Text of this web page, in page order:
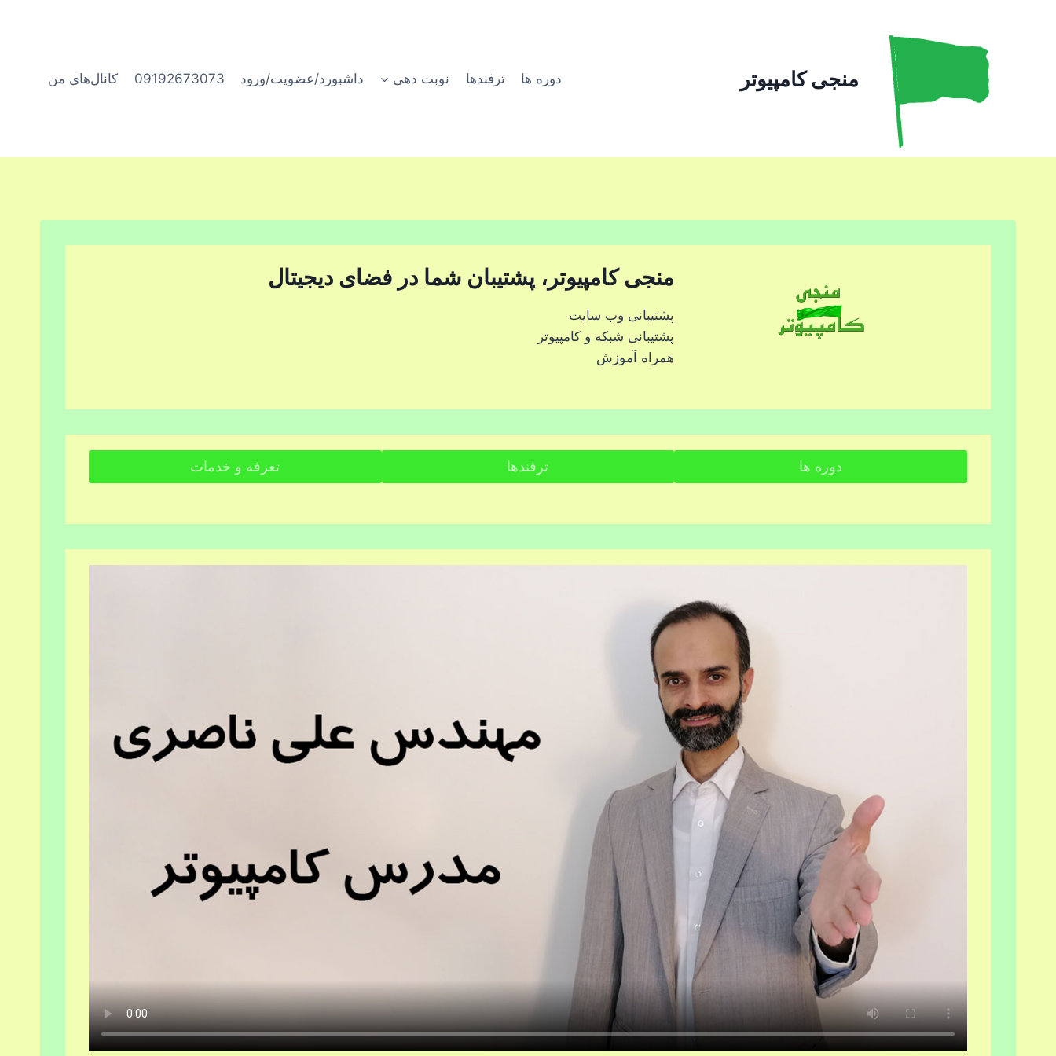
منجی کامپیوتر دوره ها ترفندها نوبت دهی داشبورد/عضویت/ورود 09192673073 کانال‌های من
منجی کامپیوتر، پشتیبان شما در فضای دیجیتال
پشتیبانی وب سایت
پشتیبانی شبکه و کامپیوتر
همراه آموزش
دوره ها ترفندها تعرفه و خدمات